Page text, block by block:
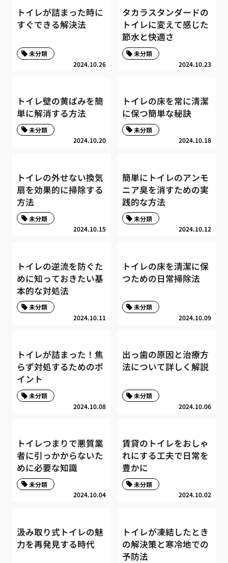
トイレが詰まった時に
すぐできる解決法
2024.10.26
未分類
タカラスタンダードの
トイレに変えて感じた
節水と快適さ
2024.10.23
未分類
トイレ壁の黄ばみを簡
単に解消する方法
2024.10.20
未分類
トイレの床を常に清潔
に保つ簡単な秘訣
2024.10.18
未分類
トイレの外せない換気
扇を効果的に掃除する
方法
2024.10.15
未分類
簡単にトイレのアンモ
ニア臭を消すための実
践的な方法
2024.10.12
未分類
トイレの逆流を防ぐた
めに知っておきたい基
本的な対処法
2024.10.11
未分類
トイレの床を清潔に保
つための日常掃除法
2024.10.09
未分類
トイレが詰まった！焦
らず対処するためのポ
イント
2024.10.08
未分類
出っ歯の原因と治療方
法について詳しく解説
2024.10.06
未分類
トイレつまりで悪質業
者に引っかからないた
めに必要な知識
2024.10.04
未分類
賃貸のトイレをおしゃ
れにする工夫で日常を
豊かに
2024.10.02
未分類
汲み取り式トイレの魅
力を再発見する時代
トイレが凍結したとき
の解決策と寒冷地での
予防法